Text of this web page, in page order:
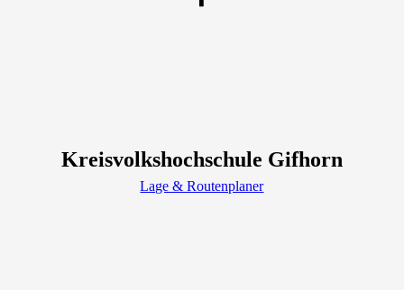
Kreisvolkshochschule Gifhorn
Lage & Routenplaner